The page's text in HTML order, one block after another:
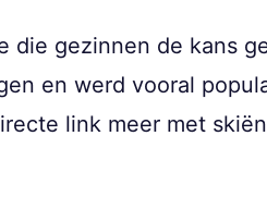
die gezinnen de kans
en werd vooral
link meer met